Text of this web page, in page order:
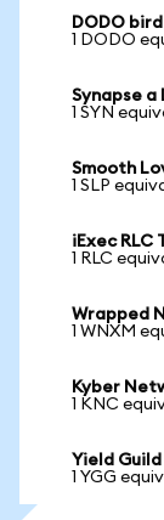
DODO
1 DODO
Synapse
1 SYN
Smooth
1 SLP
iExec RLC
1 RLC
Wrapped
1 WNXM
Kyber
1 KNC
Yield
1 YGG